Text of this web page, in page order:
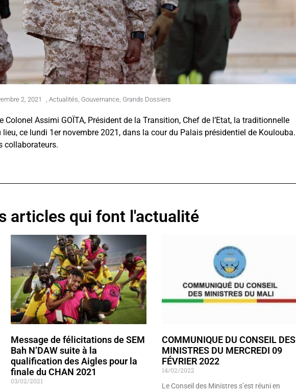
2, 2021 , Actualités, Gouvernance, Grands Dossiers
Colonel Assimi GOÏTA, Président de la Transition, Chef de l’Etat, la traditionnelle
ce lundi 1er novembre 2021, dans la cour du Palais présidentiel de Koulouba.
collaborateurs.
articles qui font l'actualité
Message de félicitations de SEM
Bah N’DAW suite à la
qualification des Aigles pour la
finale du CHAN 2021
03/02/2021
COMMUNIQUE DU CONSEIL DES
MINISTRES DU MERCREDI 09
FÉVRIER 2022
14/02/2022
Le Conseil des Ministres s’est réuni en